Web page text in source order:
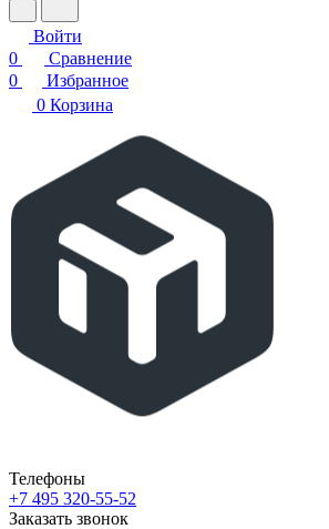
Войти
0
Сравнение
0
Избранное
0 Корзина
Телефоны
+7 495 320-55-52
Заказать звонок